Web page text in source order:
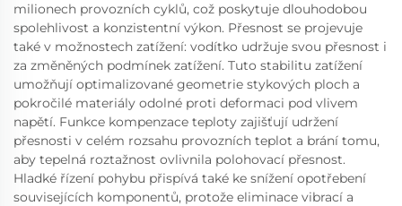
milionech provozních cyklů, což poskytuje dlouhodobou
spolehlivost a konzistentní výkon. Přesnost se projevuje
také v možnostech zatížení: vodítko udržuje svou přesnost i
za změněných podmínek zatížení. Tuto stabilitu zatížení
umožňují optimalizované geometrie stykových ploch a
pokročilé materiály odolné proti deformaci pod vlivem
napětí. Funkce kompenzace teploty zajišťují udržení
přesnosti v celém rozsahu provozních teplot a brání tomu,
aby tepelná roztažnost ovlivnila polohovací přesnost.
Hladké řízení pohybu přispívá také ke snížení opotřebení
souvisejících komponentů, protože eliminace vibrací a